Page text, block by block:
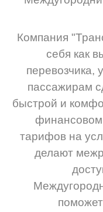
Компания
себя как
перевозчика,
пассажирам
быстрой и
финансовом
тарифов на
делают